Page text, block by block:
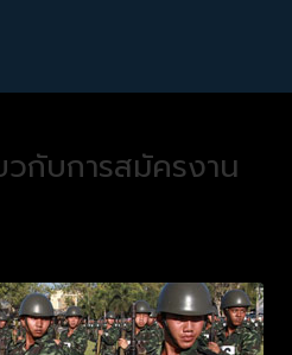
กับการสมัครงาน